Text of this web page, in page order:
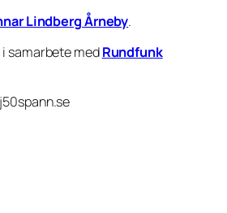
Lindberg Årneby.
samarbete medRundfunk